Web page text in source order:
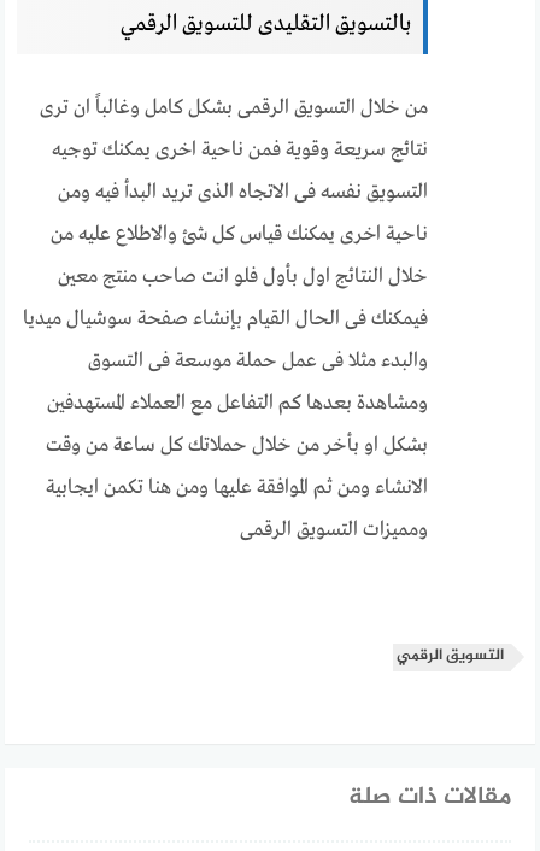
بالتسويق التقليدى للتسويق الرقمي
من خلال التسويق الرقمى بشكل كامل وغالباً ان ترى
نتائج سريعة وقوية فمن ناحية اخرى يمكنك توجيه
التسويق نفسه فى الاتجاه الذى تريد البدأ فيه ومن
ناحية اخرى يمكنك قياس كل شئ والاطلاع عليه من
خلال النتائج اول بأول فلو انت صاحب منتج معين
فيمكنك فى الحال القيام بإنشاء صفحة سوشيال ميديا
والبدء مثلا فى عمل حملة موسعة فى التسوق
ومشاهدة بعدها كم التفاعل مع العملاء المستهدفين
بشكل او بأخر من خلال حملاتك كل ساعة من وقت
الانشاء ومن ثم الموافقة عليها ومن هنا تكمن ايجابية
ومميزات التسويق الرقمى
التسويق الرقمي
مقالات ذات صلة